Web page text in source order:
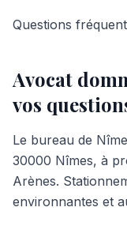
Questions
Avocat
vos
Le bureau de
30000 Nîmes, à
Arènes.
environnantes et